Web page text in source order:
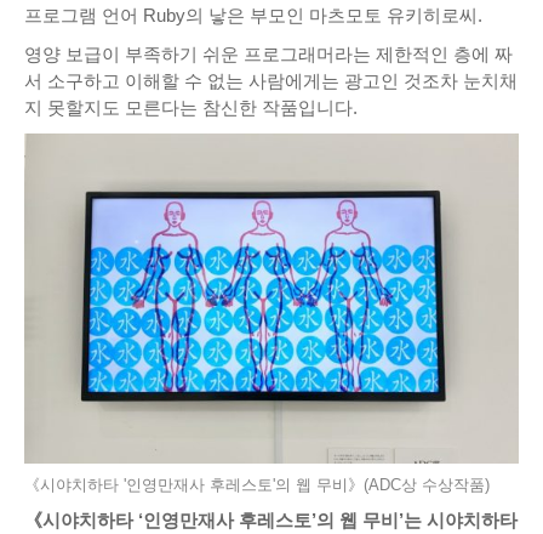
프로그램 언어 Ruby의 낳은 부모인 마츠모토 유키히로씨.
영양 보급이 부족하기 쉬운 프로그래머라는 제한적인 층에 짜
서 소구하고 이해할 수 없는 사람에게는 광고인 것조차 눈치채
지 못할지도 모른다는 참신한 작품입니다.
《시야치하타 '인영만재사 후레스토'의 웹 무비》(ADC상 수상작품)
《시야치하타 ‘인영만재사 후레스토’의 웹 무비’는 시야치하타